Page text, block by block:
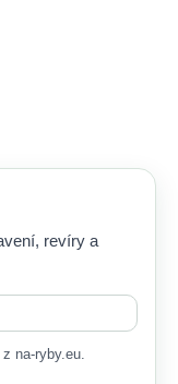
revíry a
na-ryby.eu.